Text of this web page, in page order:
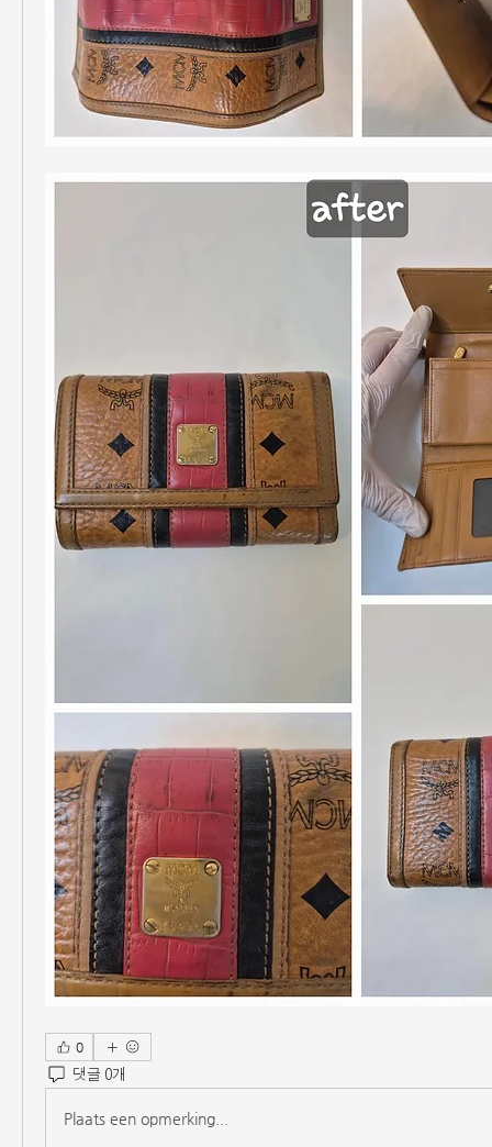
0
댓글 0개
Plaats een opmerking...